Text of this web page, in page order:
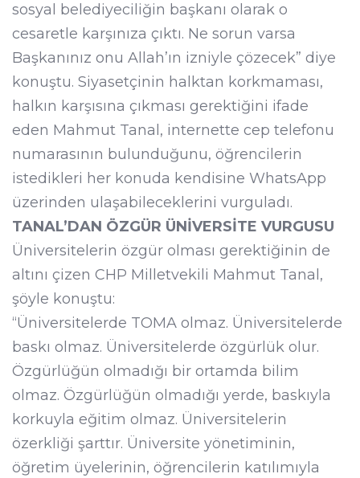
sosyal belediyeciliğin başkanı olarak o
cesaretle karşınıza çıktı. Ne sorun varsa
Başkanınız onu Allah’ın izniyle çözecek” diye
konuştu. Siyasetçinin halktan korkmaması,
halkın karşısına çıkması gerektiğini ifade
eden Mahmut Tanal, internette cep telefonu
numarasının bulunduğunu, öğrencilerin
istedikleri her konuda kendisine WhatsApp
üzerinden ulaşabileceklerini vurguladı.
TANAL’DAN ÖZGÜR ÜNİVERSİTE VURGUSU
Üniversitelerin özgür olması gerektiğinin de
altını çizen CHP Milletvekili Mahmut Tanal,
şöyle konuştu:
“Üniversitelerde TOMA olmaz. Üniversitelerde
baskı olmaz. Üniversitelerde özgürlük olur.
Özgürlüğün olmadığı bir ortamda bilim
olmaz. Özgürlüğün olmadığı yerde, baskıyla
korkuyla eğitim olmaz. Üniversitelerin
özerkliği şarttır. Üniversite yönetiminin,
öğretim üyelerinin, öğrencilerin katılımıyla